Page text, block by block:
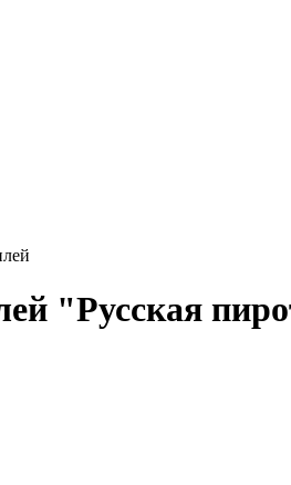
"Русская